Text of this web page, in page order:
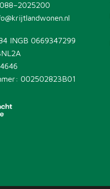
088–2025200
INGB 0669347299
002502823B01